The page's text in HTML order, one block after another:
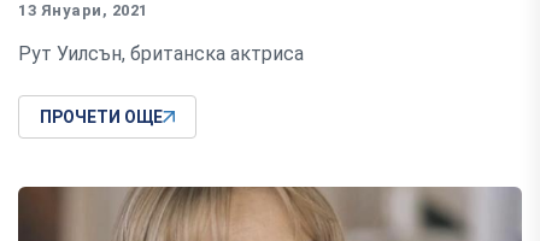
13 Януари, 2021
Рут Уилсън, британска актриса
ПРОЧЕТИ ОЩЕ